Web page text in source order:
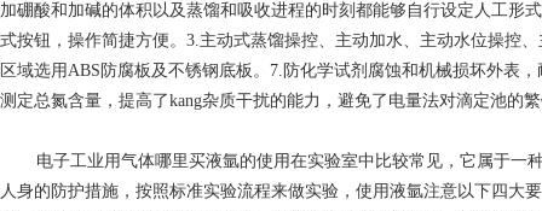
加硼酸和加碱的体积以及蒸馏和吸收进程的时刻都能够自行设定人工形
式按钮，操作简捷方便。3.主动式蒸馏操控、主动加水、主动水位操控
区域选用ABS防腐板及不锈钢底板。7.防化学试剂腐蚀和机械损坏外表
测定总氮含量，提高了kang杂质干扰的能力，避免了电量法对滴定池的
电子工业用气体哪里买液氩的使用在实验室中比较常见，它属于一
人身的防护措施，按照标准实验流程来做实验，使用液氩注意以下四